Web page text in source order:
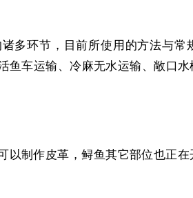
多环节，目前所使用的方法与常
鱼车运输、冷麻无水运输、敞口
以制作皮革，鲟鱼其它部位也正